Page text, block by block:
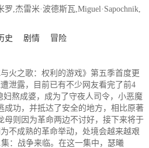
,杰雷米·波德斯瓦,Miguel·Sapochnik,
史 剧情
冒险
火之歌：权利的游戏》第五季首度更
泄露，目前已有不少网友看完了前4
妇熬成婆，成为了守夜人司令，小恶魔
成功，并抵达了安全的地方，相比原著
母则因为革命两边不讨好，接下来将于
不成熟的革命举动，处境会越来越艰
战争来临。在这一集中，瑟曦